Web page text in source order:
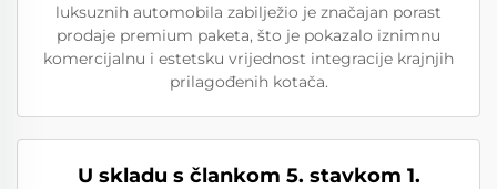
luksuznih automobila zabilježio je značajan porast
prodaje premium paketa, što je pokazalo iznimnu
komercijalnu i estetsku vrijednost integracije krajnjih
prilagođenih kotača.
U skladu s člankom 5. stavkom 1.